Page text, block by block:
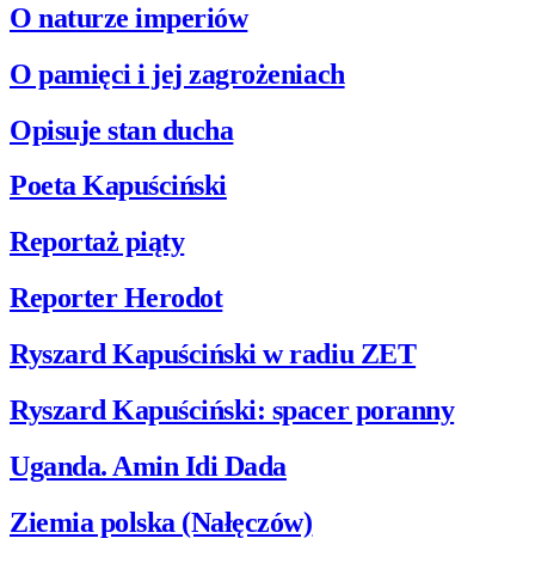
O naturze imperiów
O pamięci i jej zagrożeniach
Opisuje stan ducha
Poeta Kapuściński
Reportaż piąty
Reporter Herodot
Ryszard Kapuściński w radiu ZET
Ryszard Kapuściński: spacer poranny
Uganda. Amin Idi Dada
Ziemia polska (Nałęczów)